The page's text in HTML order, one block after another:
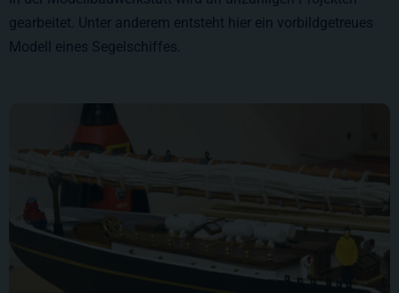
gearbeitet. Unter anderem entsteht hier ein vorbildgetreues
Modell eines Segelschiffes.